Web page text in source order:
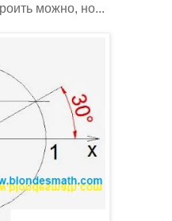
можно, но...